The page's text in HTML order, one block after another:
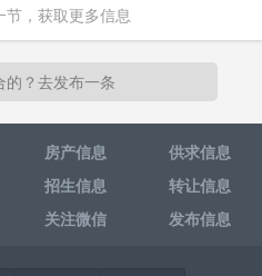
节，获取更多信息
的？去发布一条
房产信息
供求信息
招生信息
转让信息
关注微信 发布信息